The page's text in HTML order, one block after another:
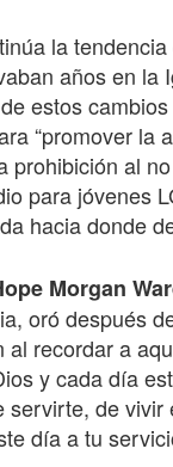
la
años en
estos
“promover la
prohibición al
para jóvenes
hacia donde
Morgan
oró después
al recordar a
y cada día
servirte, de
día a tu